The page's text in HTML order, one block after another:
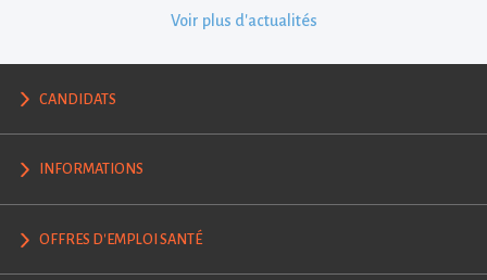
Voir plus d'actualités
CANDIDATS
INFORMATIONS
OFFRES D'EMPLOI SANTÉ